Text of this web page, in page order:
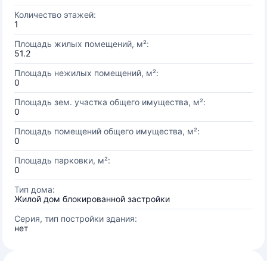
Количество этажей:
1
Площадь жилых помещений, м²:
51.2
Площадь нежилых помещений, м²:
0
Площадь зем. участка общего имущества, м²:
0
Площадь помещений общего имущества, м²:
0
Площадь парковки, м²:
0
Тип дома:
Жилой дом блокированной застройки
Серия, тип постройки здания:
нет